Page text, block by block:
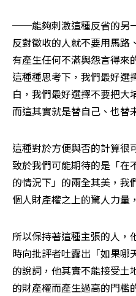
──能夠刺激這種反省的另
反對徵收的人就不要用馬路
有產生任何不滿與怨言得來
這種種思考下，我們最好選
白，我們最好選擇不要把
而這其實就是替自己、也替
這種對於方便與否的計算很
致於我們可能期待的是「在
的情況下」的兩全其美，我
個人財產權之上的驚人力量
所以保持著這種主張的人，
時向批評者吐露出「如果哪
的說詞，他其實不能接受土
的財產權而產生過高的門檻